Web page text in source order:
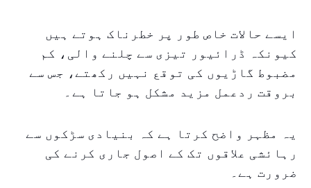
ایسے حالات خاص طور پر خطرناک ہوتے ہیں
کیونکہ ڈرائیور تیزی سے چلنے والی، کم
مضبوط گاڑیوں کی توقع نہیں رکھتے، جس سے
بروقت ردعمل مزید مشکل ہو جاتا ہے۔
یہ مظہر واضح کرتا ہے کہ بنیادی سڑکوں سے
رہائشی علاقوں تک کے اصول جاری کرنے کی
ضرورت ہے۔